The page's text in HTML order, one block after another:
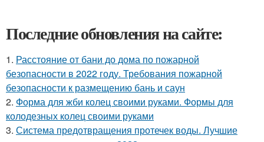
Последние обновления на сайте:
1. Расстояние от бани до дома по пожарной
безопасности в 2022 году. Требования пожарной
безопасности к размещению бань и саун
2. Форма для жби колец своими руками. Формы для
колодезных колец своими руками
3. Система предотвращения протечек воды. Лучшие